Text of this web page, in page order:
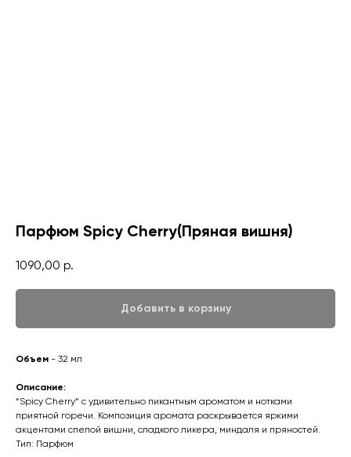
Парфюм Spicy Cherry(Пряная вишня)
1090,00 р.
Добавить в корзину
Объем - 32 мл
Описание:
“Spicy Cherry“ с удивительно пикантным ароматом и нотками
приятной горечи. Композиция аромата раскрывается яркими
акцентами спелой вишни, сладкого ликера, миндаля и пряностей.
Тип: Парфюм